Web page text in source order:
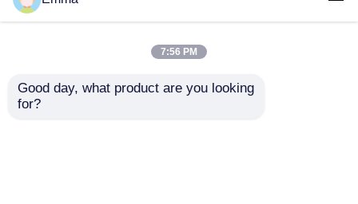
인용문을 요구하세요
공기 짐 틈 스위치
11이지 킬로볼트 자기
7:56 PM
Good day, what product are you looking
for?